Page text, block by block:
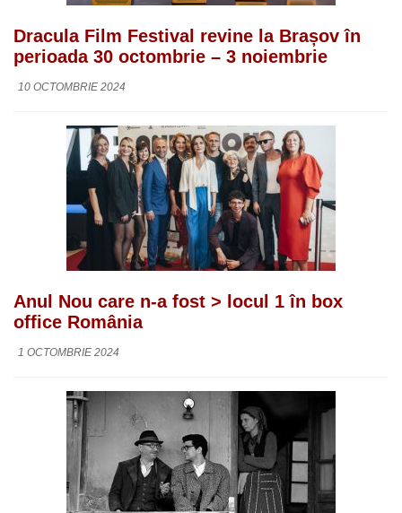
Dracula Film Festival revine la Brașov în
perioada 30 octombrie – 3 noiembrie
10 OCTOMBRIE 2024
Anul Nou care n-a fost > locul 1 în box
office România
1 OCTOMBRIE 2024